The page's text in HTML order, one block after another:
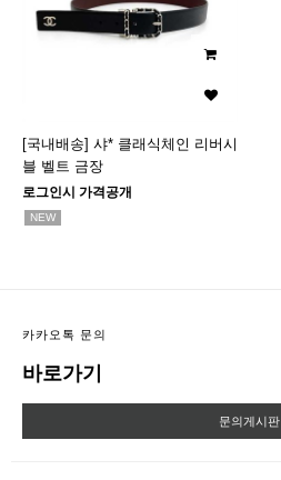
[국내배송] 샤* 클래식체인 리버시
블 벨트 금장
로그인시 가격공개
NEW
카카오톡 문의
바로가기
문의게시판